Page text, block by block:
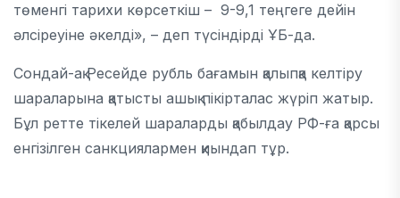
төменгі тарихи көрсеткіш – 9-9,1 теңгеге дейін
әлсіреуіне әкелді», – деп түсіндірді ҰБ-да.
Сондай-ақ Ресейде рубль бағамын қалыпқа келтіру
шараларына қатысты ашық пікірталас жүріп жатыр.
Бұл ретте тікелей шараларды қабылдау РФ-ға қарсы
енгізілген санкциялармен қиындап тұр.